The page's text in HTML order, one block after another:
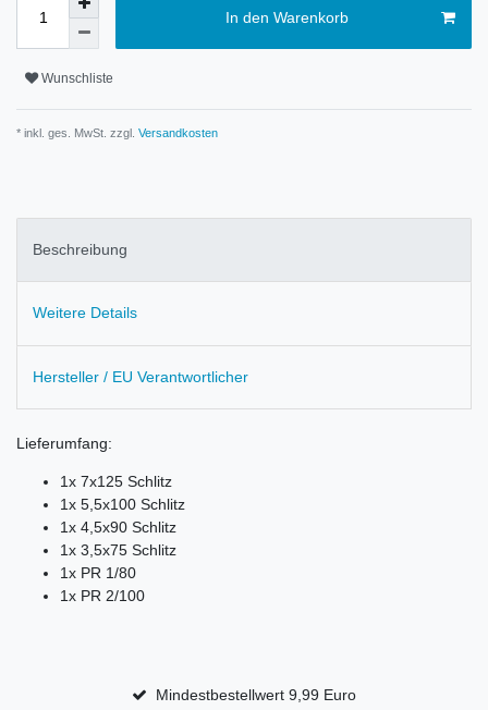
In den Warenkorb
Wunschliste
* inkl. ges. MwSt. zzgl. Versandkosten
Beschreibung
Weitere Details
Hersteller / EU Verantwortlicher
Lieferumfang:
1x 7x125 Schlitz
1x 5,5x100 Schlitz
1x 4,5x90 Schlitz
1x 3,5x75 Schlitz
1x PR 1/80
1x PR 2/100
Mindestbestellwert 9,99 Euro